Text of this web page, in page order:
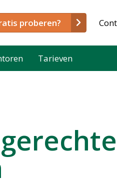
proberen?
Tarieven